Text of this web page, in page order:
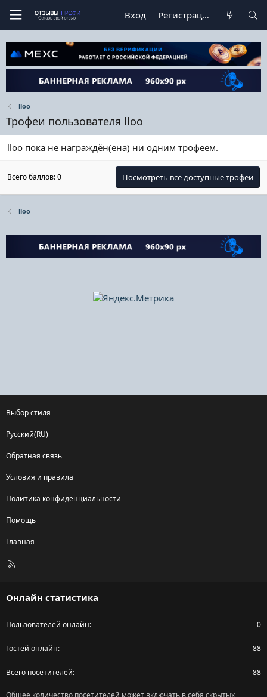
Вход Регистрация
lloo
Трофеи пользователя lloo
lloo пока не награждён(ена) ни одним трофеем.
Всего баллов: 0 Посмотреть все доступные трофеи
lloo
Выбор стиля
Русский(RU)
Обратная связь
Условия и правила
Политика конфиденциальности
Помощь
Главная
R
Онлайн статистика
Пользователей онлайн 0
Гостей онлайн 88
Всего посетителей 88